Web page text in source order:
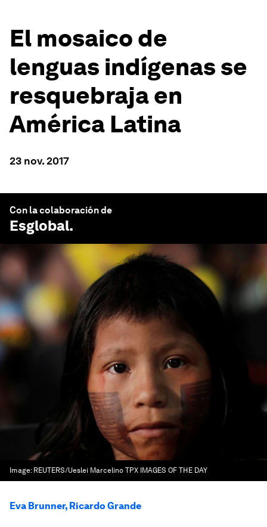
El mosaico de
lenguas indígenas se
resquebraja en
América Latina
23 nov. 2017
Con la colaboración de
Esglobal.
Image: REUTERS/Ueslei Marcelino TPX IMAGES OF THE DAY
Eva Brunner, Ricardo Grande